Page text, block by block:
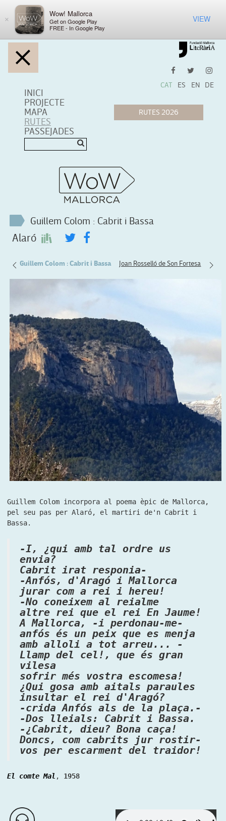
×
Wow! Mallorca
Get on Google Play
FREE - In Google Play
VIEW
INICI
PROJECTE
MAPA
RUTES
PASSEJADES
CAT ES EN DE
Guillem Colom : Cabrit i Bassa
Alaró
Guillem Colom : Cabrit i Bassa Joan Rosselló de Son Fortesa
Guillem Colom incorpora al poema èpic de Mallorca,
pel seu pas per Alaró, el martiri de'n Cabrit i
Bassa.
-I, ¿qui amb tal ordre us
envia?
Cabrit irat responia-
-Anfós, d'Aragó i Mallorca
jurar com a rei i hereu!
-No coneixem al reialme
altre rei que el rei En Jaume!
A Mallorca, -i perdonau-me-
anfós és un peix que es menja
amb alloli a tot arreu... -
Llamp del cel!, que és gran
vilesa
sofrir més vostra escomesa!
¿Qui gosa amb aitals paraules
insultar el rei d'Aragó?
-crida Anfós als de la plaça.-
-Dos lleials: Cabrit i Bassa.
-¿Cabrit, dieu? Bona caça!
Doncs, com cabrits jur rostir-
vos per escarment del traidor!
El comte Mal , 1958